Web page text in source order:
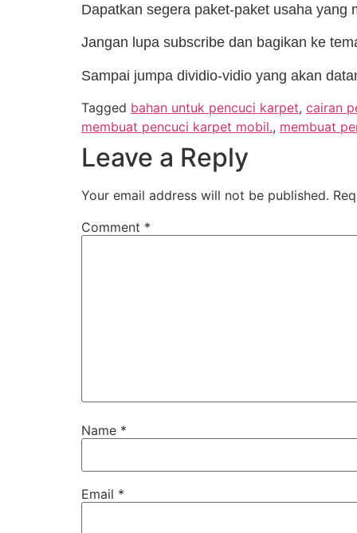
Dapatkan segera paket-paket usaha yang
Jangan lupa subscribe dan bagikan ke
Sampai jumpa dividio-vidio yang akan
Tagged bahan untuk pencuci karpet, cairan
membuat pencuci karpet mobil., membuat
Leave a Reply
Your email address will not be published.
Comment *
Name *
Email *